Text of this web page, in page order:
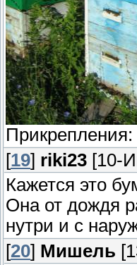
Прикрепления:
[19] riki23 [10-
Кажется это
Она от дождя
нутри и с
[20] Мишель